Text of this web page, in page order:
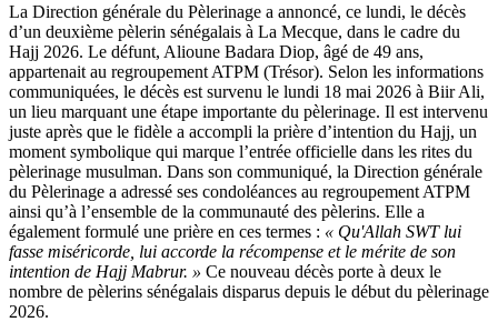
La Direction générale du Pèlerinage a annoncé, ce lundi, le décès
d’un deuxième pèlerin sénégalais à La Mecque, dans le cadre du
Hajj 2026. Le défunt, Alioune Badara Diop, âgé de 49 ans,
appartenait au regroupement ATPM (Trésor). Selon les informations
communiquées, le décès est survenu le lundi 18 mai 2026 à Biir Ali,
un lieu marquant une étape importante du pèlerinage. Il est intervenu
juste après que le fidèle a accompli la prière d’intention du Hajj, un
moment symbolique qui marque l’entrée officielle dans les rites du
pèlerinage musulman. Dans son communiqué, la Direction générale
du Pèlerinage a adressé ses condoléances au regroupement ATPM
ainsi qu’à l’ensemble de la communauté des pèlerins. Elle a
également formulé une prière en ces termes : « Qu'Allah SWT lui
fasse miséricorde, lui accorde la récompense et le mérite de son
intention de Hajj Mabrur. » Ce nouveau décès porte à deux le
nombre de pèlerins sénégalais disparus depuis le début du pèlerinage
2026.